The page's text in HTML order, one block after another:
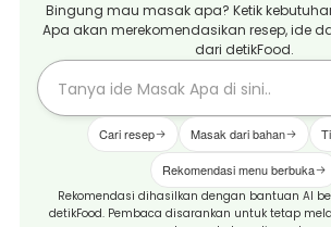
Bingung mau masak apa? Ketik
Apa akan merekomendasikan resep, ide
dari detikFood.
Cari resep Masak dari bahan
Rekomendasi menu berbuka
Rekomendasi dihasilkan dengan bantuan AI
detikFood. Pembaca disarankan untuk tetap